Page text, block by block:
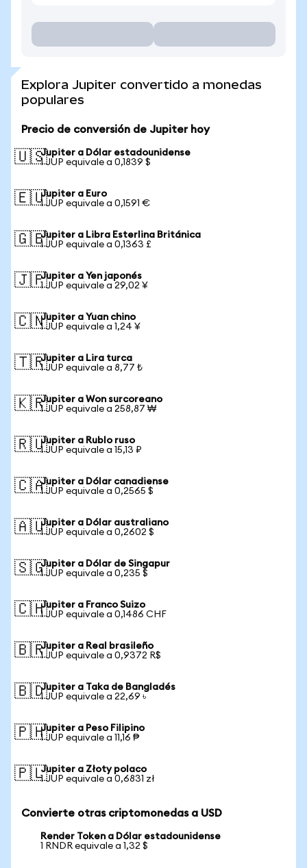
Explora Jupiter convertido a monedas
populares
Precio de conversión de Jupiter hoy
🇺🇸Jupiter a Dólar estadounidense
1 JUP equivale a 0,1839 $
🇪🇺Jupiter a Euro
1 JUP equivale a 0,1591 €
🇬🇧Jupiter a Libra Esterlina Británica
1 JUP equivale a 0,1363 £
🇯🇵Jupiter a Yen japonés
1 JUP equivale a 29,02 ¥
🇨🇳Jupiter a Yuan chino
1 JUP equivale a 1,24 ¥
🇹🇷Jupiter a Lira turca
1 JUP equivale a 8,77 ₺
🇰🇷Jupiter a Won surcoreano
1 JUP equivale a 258,87 ₩
🇷🇺Jupiter a Rublo ruso
1 JUP equivale a 15,13 ₽
🇨🇦Jupiter a Dólar canadiense
1 JUP equivale a 0,2565 $
🇦🇺Jupiter a Dólar australiano
1 JUP equivale a 0,2602 $
🇸🇬Jupiter a Dólar de Singapur
1 JUP equivale a 0,235 $
🇨🇭Jupiter a Franco Suizo
1 JUP equivale a 0,1486 CHF
🇧🇷Jupiter a Real brasileño
1 JUP equivale a 0,9372 R$
🇧🇩Jupiter a Taka de Bangladés
1 JUP equivale a 22,69 ৳
🇵🇭Jupiter a Peso Filipino
1 JUP equivale a 11,16 ₱
🇵🇱Jupiter a Złoty polaco
1 JUP equivale a 0,6831 zł
Convierte otras criptomonedas a USD
Render Token a Dólar estadounidense
1 RNDR equivale a 1,32 $